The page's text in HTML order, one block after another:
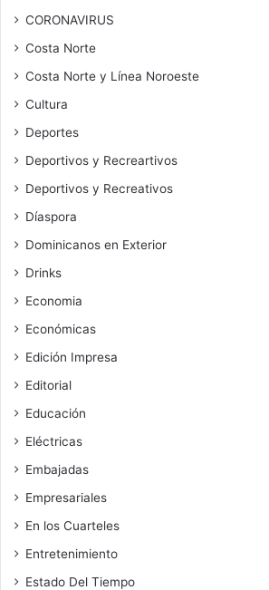
CORONAVIRUS
Costa Norte
Costa Norte y Línea Noroeste
Cultura
Deportes
Deportivos y Recreartivos
Deportivos y Recreativos
Díaspora
Dominicanos en Exterior
Drinks
Economia
Económicas
Edición Impresa
Editorial
Educación
Eléctricas
Embajadas
Empresariales
En los Cuarteles
Entretenimiento
Estado Del Tiempo